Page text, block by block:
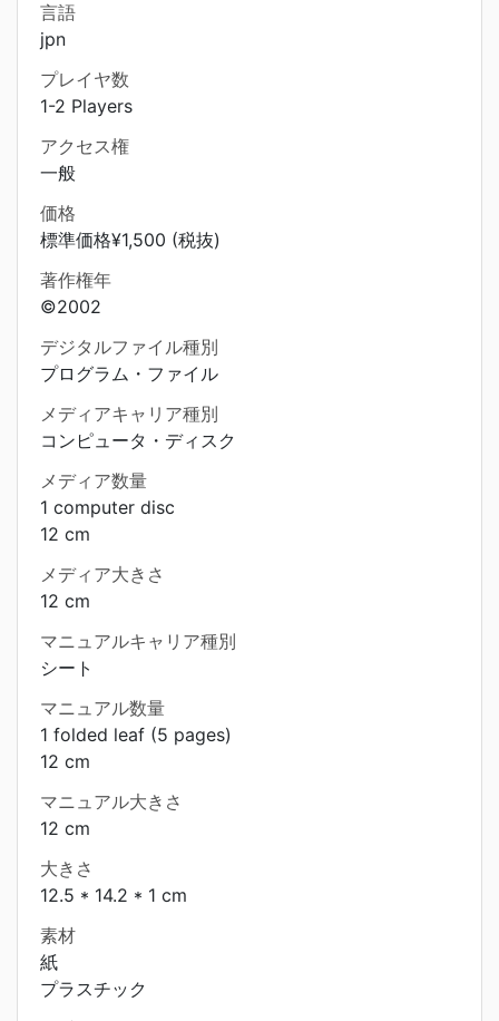
言語
jpn
プレイヤ数
1-2 Players
アクセス権
一般
価格
標準価格¥1,500 (税抜)
著作権年
©2002
デジタルファイル種別
プログラム・ファイル
メディアキャリア種別
コンピュータ・ディスク
メディア数量
1 computer disc
12 cm
メディア大きさ
12 cm
マニュアルキャリア種別
シート
マニュアル数量
1 folded leaf (5 pages)
12 cm
マニュアル大きさ
12 cm
大きさ
12.5 * 14.2 * 1 cm
素材
紙
プラスチック